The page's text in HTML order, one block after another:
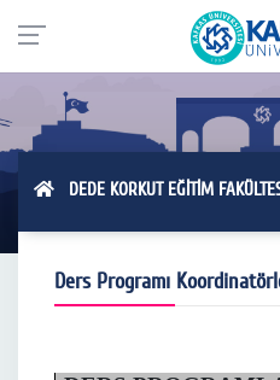
DEDE KORKUT EĞİTİM
Ders Programı